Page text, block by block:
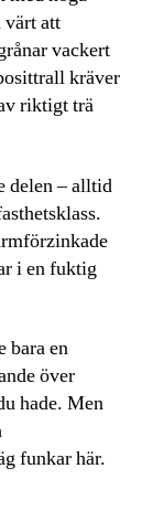
värt att
vackert
kräver
riktigt trä
delen – alltid
i en fuktig
bara en
över
hade. Men
funkar här.